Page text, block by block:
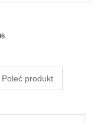
Poleć produkt